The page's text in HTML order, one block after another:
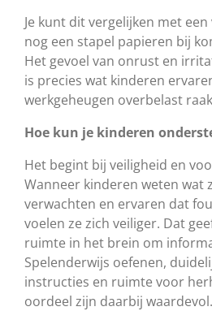
Je kunt dit vergelijken met
nog een stapel papieren bij
Het gevoel van onrust en
is precies wat kinderen
werkgeheugen overbelast
Hoe kun je kinderen
Het begint bij veiligheid en
Wanneer kinderen weten wat
verwachten en ervaren dat
voelen ze zich veiliger. Dat
ruimte in het brein om
Spelenderwijs oefenen,
instructies en ruimte voor
oordeel zijn daarbij waardevol.